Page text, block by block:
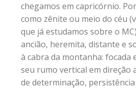
chegamos em capricórnio.
como zênite ou meio do céu
que já estudamos sobre o
ancião, heremita, distante e
à cabra da montanha: focada
seu rumo vertical em direção
de determinação,